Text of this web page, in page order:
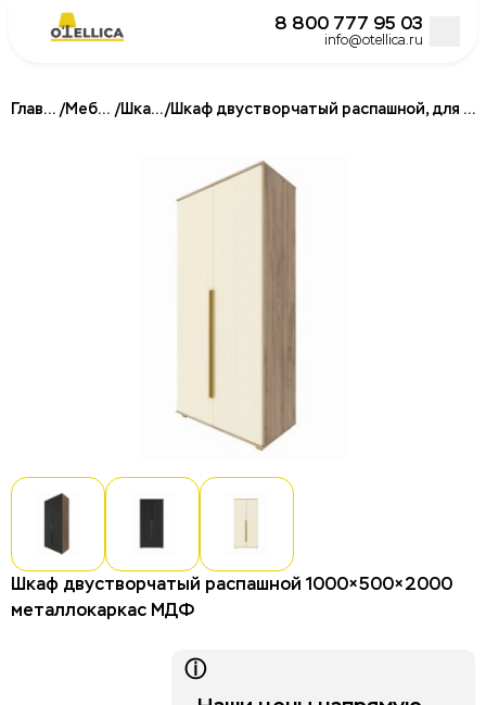
8 800 777 95 03
info@otellica.ru
Постельное белье для гостиниц и отелей
Подушки для гостиниц и отелей
Одеяла для гостиниц и отелей
Матрасы для отелей и гостиниц
Столы для отелей и гостиниц
Стулья для отелей и гостиниц
Тумбы для отелей и гостиниц
Шкафы для отелей и гостиниц
Главная / Мебель / Шкафы/ Шкаф двустворчатый распашной, для гостиниц
Шкаф двустворчатый распашной 1000×500×2000
металлокаркас МДФ
ⓘ